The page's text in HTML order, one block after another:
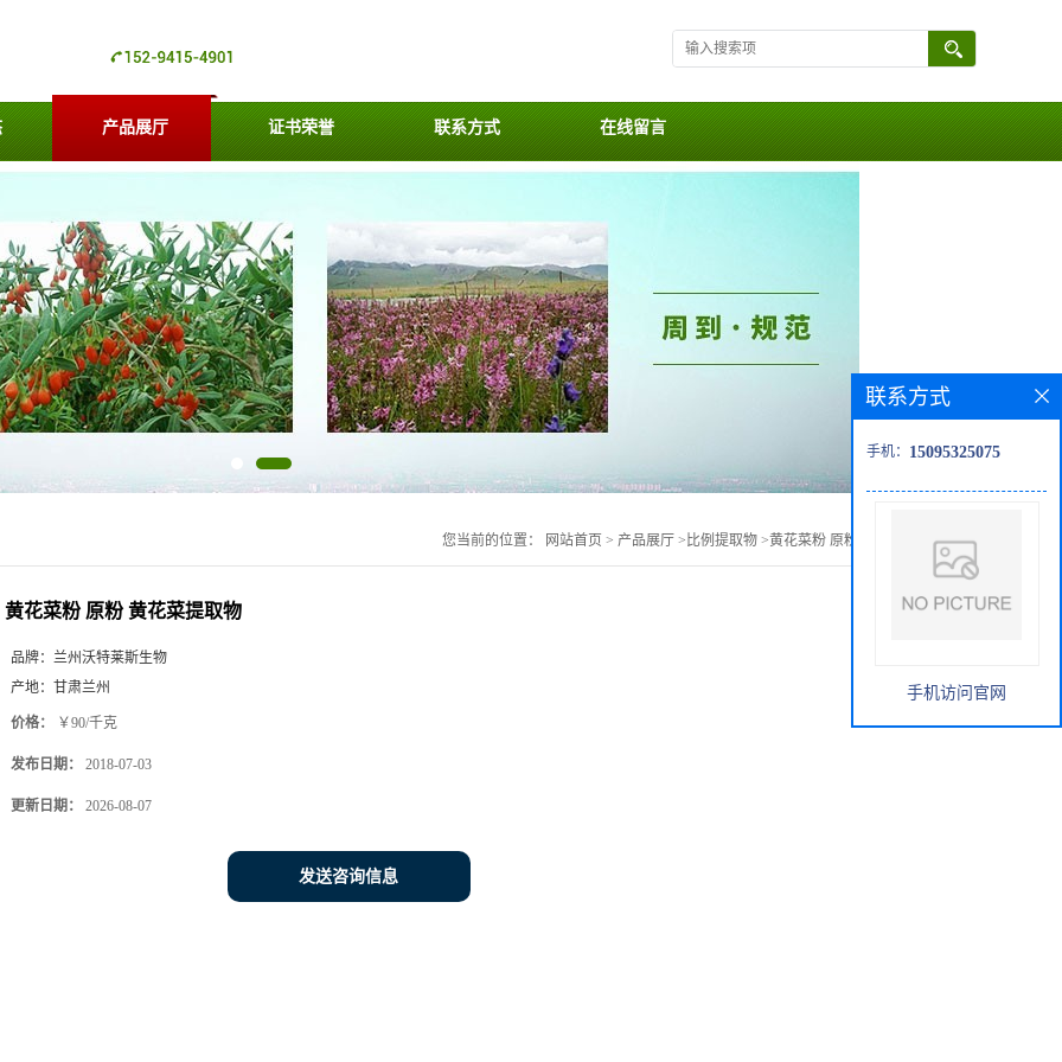
产品展厅 证书荣誉 联系方式 在线留言
您当前的位置： 网站首页 > 产品展厅 > 比例提取物 >黄花菜粉 原粉 黄花菜提取物
黄花菜粉 原粉 黄花菜提取物
品牌： 兰州沃特莱斯生物
产地： 甘肃兰州
价格： ￥90/千克
发布日期： 2018-07-03
更新日期： 2026-08-07
发送咨询信息
联系方式
手机： 15095325075
手机访问官网